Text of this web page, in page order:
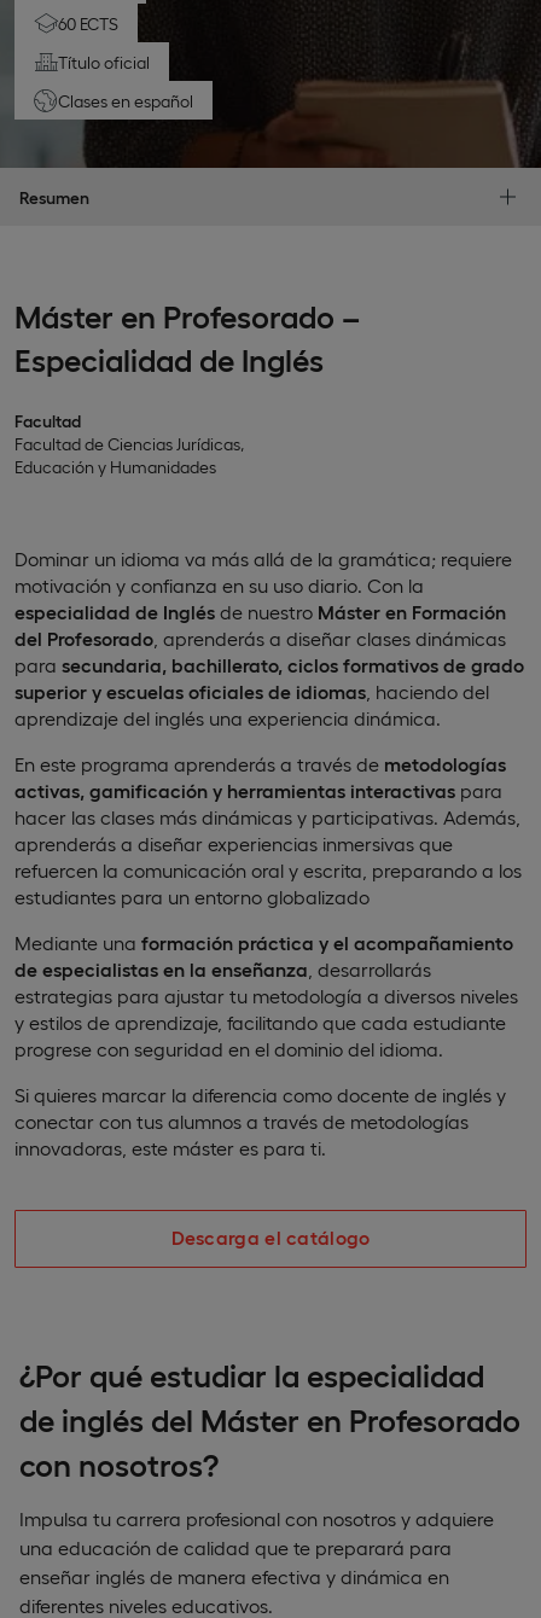
60 ECTS
Título oficial
clases en español
Resumen
Máster en Profesorado –
Especialidad de Inglés
Facultad
Facultad de Ciencias Jurídicas,
Educación y Humanidades
Dominar un idioma va más allá de la gramática; requiere
motivación y confianza en su uso diario. Con la
especialidad de Inglés de nuestro Máster en Formación
del Profesorado , aprenderás a diseñar clases dinámicas
para secundaria, bachillerato, ciclos formativos de grado
superior y escuelas oficiales de idiomas , haciendo del
aprendizaje del inglés una experiencia dinámica.
En este programa aprenderás a través de metodologías
activas, gamificación y herramientas interactivas para
hacer las clases más dinámicas y participativas. Además,
aprenderás a diseñar experiencias inmersivas que
refuercen la comunicación oral y escrita, preparando a los
estudiantes para un entorno globalizado
Mediante una formación práctica y el acompañamiento
de especialistas en la enseñanza , desarrollarás
estrategias para ajustar tu metodología a diversos niveles
y estilos de aprendizaje, facilitando que cada estudiante
progrese con seguridad en el dominio del idioma.
Si quieres marcar la diferencia como docente de inglés y
conectar con tus alumnos a través de metodologías
innovadoras, este máster es para ti.
Descarga el catálogo
¿Por qué estudiar la especialidad
de inglés del Máster en Profesorado
con nosotros?
Impulsa tu carrera profesional con nosotros y adquiere
una educación de calidad que te preparará para
enseñar inglés de manera efectiva y dinámica en
diferentes niveles educativos.